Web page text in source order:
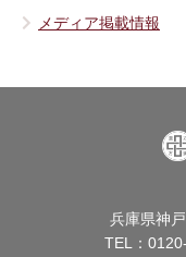
メディア掲載情報
兵庫県神
TEL：